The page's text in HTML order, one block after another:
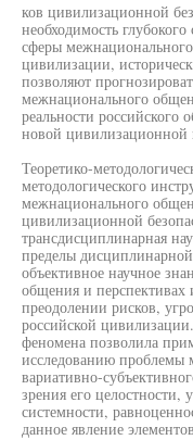
ков цивилизационной
необходимость
сферы
цивилизации,
позволяют
межнационального
реальности российского
новой цивилизационной
Теоретико-
методологического
межнационального
цивилизационной
трансдисциплинарная
пределы
объективное научное
общения и перспективах
преодолении рисков,
российской
феномена позволила
исследованию проблемы
вариативно-
зрения его целостности,
системности,
данное явление